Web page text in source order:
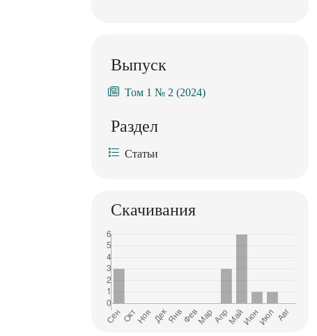
Выпуск
Том 1 № 2 (2024)
Раздел
Статьи
Скачивания